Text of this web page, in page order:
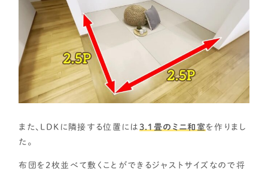
また、LDKに隣接する位置には 3.1畳のミニ和室 を作りまし
た。
布団を2枚並べて敷くことができるジャストサイズなので将